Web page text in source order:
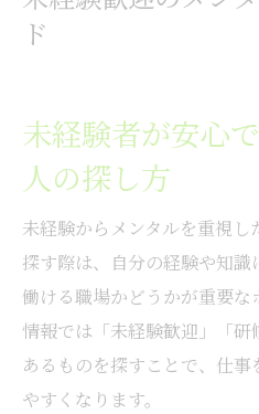
未経験でも挑戦し
中津川市で実現す
メンタルを守るた
メンタル安定のた
安心して働けるメンタ
安心感を得られる
メンタルサポート
ド
未経験者が安心
人の探し方
未経験からメンタルを重視
探す際は、自分の経験や知
働ける職場かどうかが重要
情報では「未経験歓迎」「
あるものを探すことで、仕
やすくなります。